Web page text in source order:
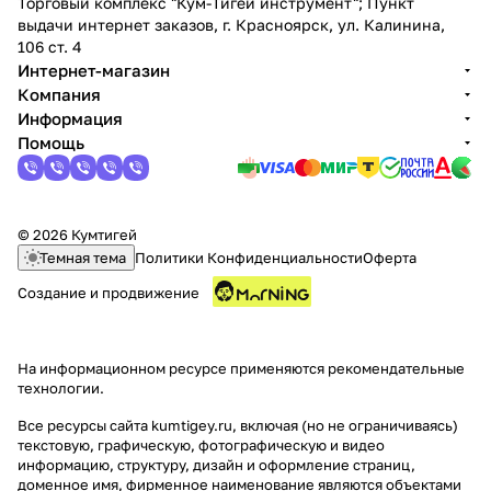
выдачи интернет заказов, г. Красноярск, ул. Калинина,
106 ст. 4
Интернет-магазин
Компания
Информация
Помощь
© 2026 Кумтигей
Темная тема Политики КонфиденциальностиОферта
Создание и продвижение
На информационном ресурсе применяются рекомендательные
технологии.
Все ресурсы сайта kumtigey.ru, включая (но не ограничиваясь)
текстовую, графическую, фотографическую и видео
информацию, структуру, дизайн и оформление страниц,
доменное имя, фирменное наименование являются объектами